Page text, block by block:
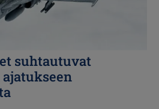
suhtautuvat